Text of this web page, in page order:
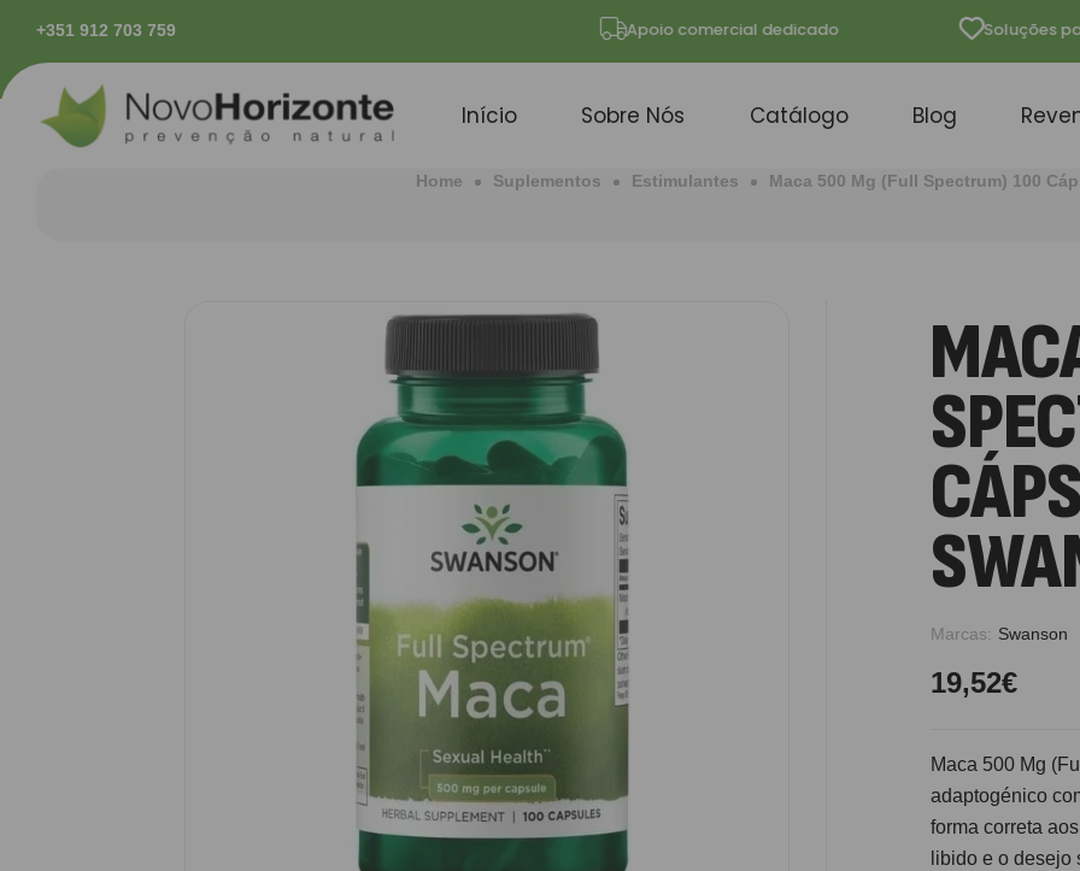
+351 912 703 759
continental Apoio comercial dedicado Soluções para
Início Sobre Nós Catálogo Blog
Home Suplementos Estimulantes Maca 500 Mg (Full Spectrum) 100
Marcas: Swanson
19,52€
Maca 500 Mg
adaptogénico
forma correta
libido e o